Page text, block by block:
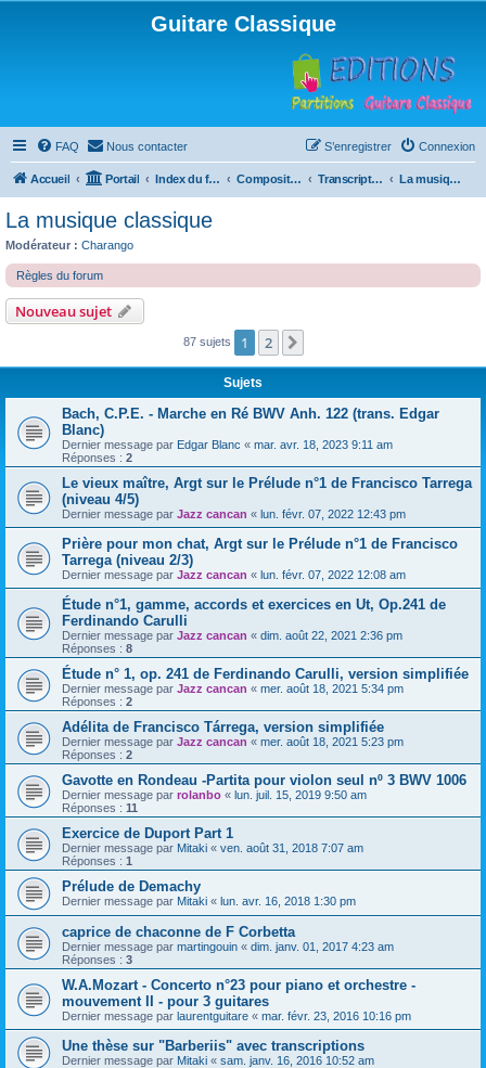
Guitare Classique
FAQ Nous contacter Connexion
S’enregistrer
Accueil Portail Index du forum Compositions Transcriptions et arrangements La musique classique
La musique classique
Modérateur : Charango
Règles du forum
Nouveau sujet
87 sujets 1 2
Sujets
Bach, C.P.E. - Marche en Ré BWV Anh. 122 (trans. Edgar
Blanc)
Dernier message par Edgar Blanc « mar. avr. 18, 2023 9:11 am
Réponses : 2
Le vieux maître, Argt sur le Prélude n°1 de Francisco Tarrega
(niveau 4/5)
Dernier message par Jazz cancan « lun. févr. 07, 2022 12:43 pm
Prière pour mon chat, Argt sur le Prélude n°1 de Francisco
Tarrega (niveau 2/3)
Dernier message par Jazz cancan « lun. févr. 07, 2022 12:08 am
Étude n°1, gamme, accords et exercices en Ut, Op.241 de
Ferdinando Carulli
Dernier message par Jazz cancan « dim. août 22, 2021 2:36 pm
Réponses : 8
Étude n° 1, op. 241 de Ferdinando Carulli, version simplifiée
Dernier message par Jazz cancan « mer. août 18, 2021 5:34 pm
Réponses : 2
Adélita de Francisco Tárrega, version simplifiée
Dernier message par Jazz cancan « mer. août 18, 2021 5:23 pm
Réponses : 2
Gavotte en Rondeau -Partita pour violon seul nº 3 BWV 1006
Dernier message par rolanbo « lun. juil. 15, 2019 9:50 am
Réponses : 11
Exercice de Duport Part 1
Dernier message par Mitaki « ven. août 31, 2018 7:07 am
Réponses : 1
Prélude de Demachy
Dernier message par Mitaki « lun. avr. 16, 2018 1:30 pm
caprice de chaconne de F Corbetta
Dernier message par martingouin « dim. janv. 01, 2017 4:23 am
Réponses : 3
W.A.Mozart - Concerto n°23 pour piano et orchestre -
mouvement II - pour 3 guitares
Dernier message par laurentguitare « mar. févr. 23, 2016 10:16 pm
Une thèse sur "Barberiis" avec transcriptions
Dernier message par Mitaki « sam. janv. 16, 2016 10:52 am